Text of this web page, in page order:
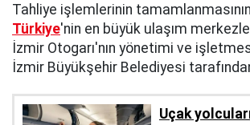
Tahliye işlemlerinin
Türkiye'nin en büyük ulaşım
İzmir Otogarı'nın yönetimi ve
İzmir Büyükşehir Belediyesi
Uçak